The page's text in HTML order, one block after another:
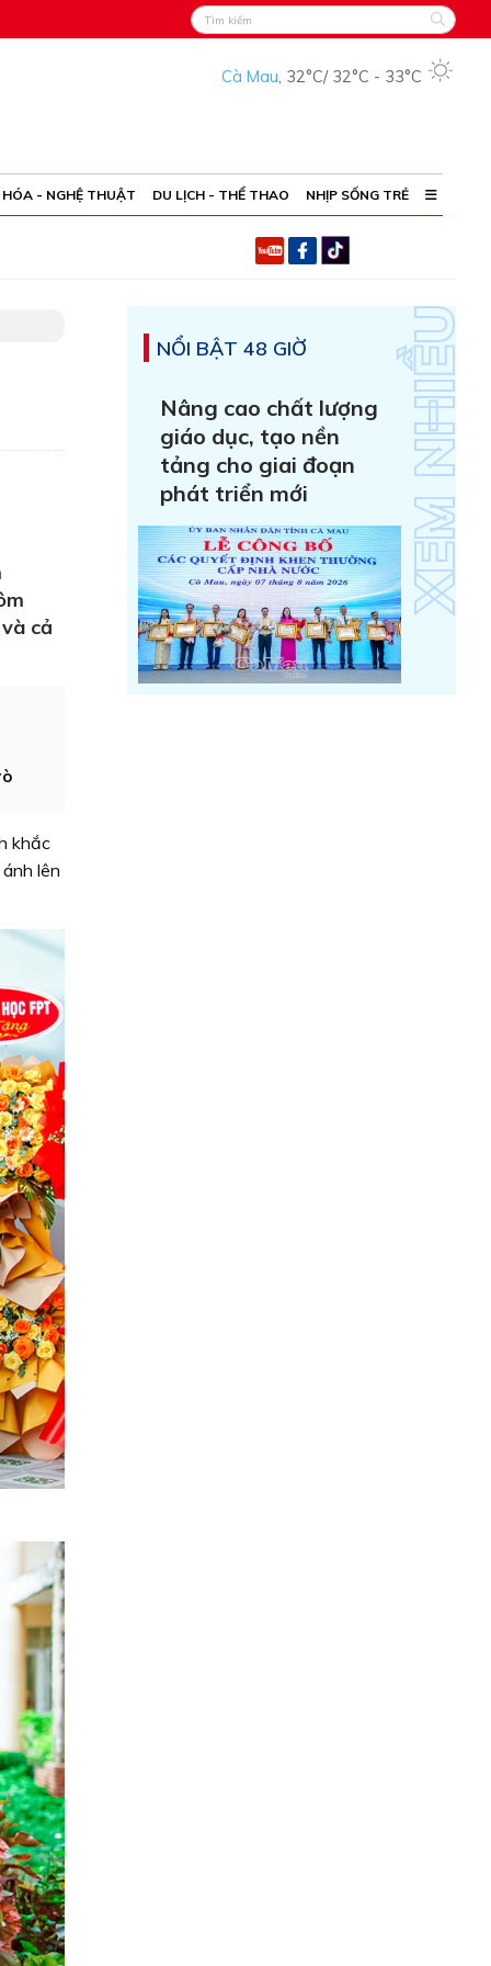
Cà Mau, 32°C/ 32°C - 33°C
- NGHỆ THUẬT DU LỊCH - THỂ THAO NHỊP SỐNG TRẺ
cả
khắc
lên
NỔI BẬT 48 GIỜ
Nâng cao chất lượng
giáo dục, tạo nền
tảng cho giai đoạn
phát triển mới